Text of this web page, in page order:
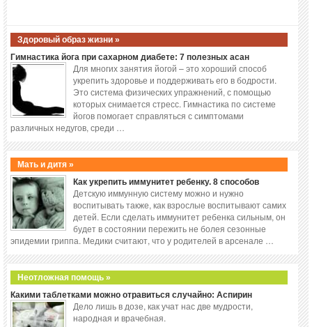
Здоровый образ жизни »
Гимнастика йога при сахарном диабете: 7 полезных асан
Для многих занятия йогой – это хороший способ
укрепить здоровье и поддерживать его в бодрости.
Это система физических упражнений, с помощью
которых снимается стресс. Гимнастика по системе
йогов помогает справляться с симптомами
различных недугов, среди …
Мать и дитя »
Как укрепить иммунитет ребенку. 8 способов
Детскую иммунную систему можно и нужно
воспитывать также, как взрослые воспитывают самих
детей. Если сделать иммунитет ребенка сильным, он
будет в состоянии пережить не болея сезонные
эпидемии гриппа. Медики считают, что у родителей в арсенале …
Неотложная помощь »
Какими таблетками можно отравиться случайно: Аспирин
Дело лишь в дозе, как учат нас две мудрости,
народная и врачебная.